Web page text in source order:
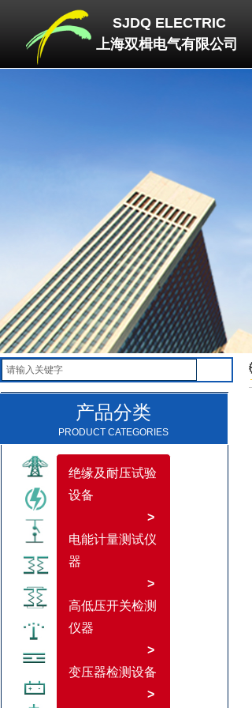
上海双楫电气有限公司
SJDQ ELECTRIC
绝缘及耐压试验
设备
>
电能计量测试仪
器
>
高低压开关检测
仪器
>
变压器检测设备
>
产品分类
PRODUCT CATEGORIES